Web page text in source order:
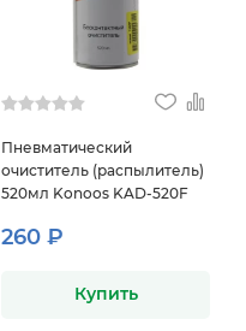
Пневматический
очиститель (распылитель)
520мл Konoos KAD-520F
260 ₽
Купить